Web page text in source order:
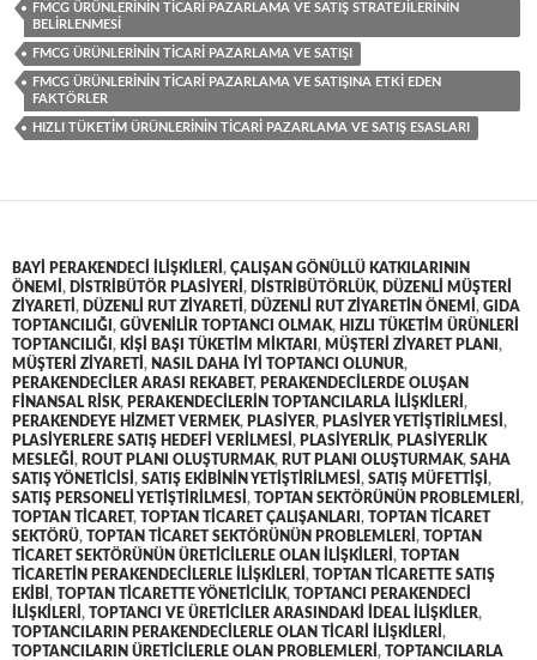
FMCG ÜRÜNLERININ TICARI PAZARLAMA VE SATIŞ STRATEJILERININ
BELIRLENMESI
FMCG ÜRÜNLERININ TICARI PAZARLAMA VE SATIŞI
FMCG ÜRÜNLERININ TICARI PAZARLAMA VE SATIŞINA ETKI EDEN
FAKTÖRLER
HIZLI TÜKETIM ÜRÜNLERININ TICARI PAZARLAMA VE SATIŞ ESASLARI
BAYI PERAKENDECI ILIŞKILERI , ÇALIŞAN GÖNÜLLÜ KATKILARININ
ÖNEMI , DISTRIBÜTÖR PLASIYERI , DISTRIBÜTÖRLÜK, DÜZENLI MÜŞTERI
ZIYARETI , DÜZENLI RUT ZIYARETI , DÜZENLI RUT ZIYARETIN ÖNEMI , GIDA
TOPTANCILIĞI , GÜVENILIR TOPTANCI OLMAK, HIZLI TÜKETIM ÜRÜNLERI
TOPTANCILIĞI , KIŞI BAŞI TÜKETIM MIKTARI , MÜŞTERI ZIYARET PLANI ,
MÜŞTERI ZIYARETI , NASIL DAHA IYI TOPTANCI OLUNUR,
PERAKENDECILER ARASI REKABET, PERAKENDECILERDE OLUŞAN
FINANSAL RISK, PERAKENDECILERIN TOPTANCILARLA ILIŞKILERI ,
PERAKENDEYE HIZMET VERMEK, PLASIYER, PLASIYER YETIŞTIRILMESI ,
PLASIYERLERE SATIŞ HEDEFI VERILMESI , PLASIYERLIK, PLASIYERLIK
MESLEĞI , ROUT PLANI OLUŞTURMAK, RUT PLANI OLUŞTURMAK, SAHA
SATIŞ YÖNETICISI , SATIŞ EKIBININ YETIŞTIRILMESI , SATIŞ MÜFETTIŞI ,
SATIŞ PERSONELI YETIŞTIRILMESI , TOPTAN SEKTÖRÜNÜN PROBLEMLERI ,
TOPTAN TICARET, TOPTAN TICARET ÇALIŞANLARI , TOPTAN TICARET
SEKTÖRÜ, TOPTAN TICARET SEKTÖRÜNÜN PROBLEMLERI , TOPTAN
TICARET SEKTÖRÜNÜN ÜRETICILERLE OLAN ILIŞKILERI , TOPTAN
TICARETIN PERAKENDECILERLE ILIŞKILERI , TOPTAN TICARETTE SATIŞ
EKIBI , TOPTAN TICARETTE YÖNETICILIK, TOPTANCI PERAKENDECI
ILIŞKILERI , TOPTANCI VE ÜRETICILER ARASINDAKI IDEAL ILIŞKILER,
TOPTANCILARIN PERAKENDECILERLE OLAN TICARI ILIŞKILERI ,
TOPTANCILARIN ÜRETICILERLE OLAN PROBLEMLERI , TOPTANCILARLA